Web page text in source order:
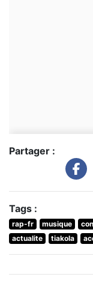
Partager :
Tags :
rap-fr musique
actualite
tiakola